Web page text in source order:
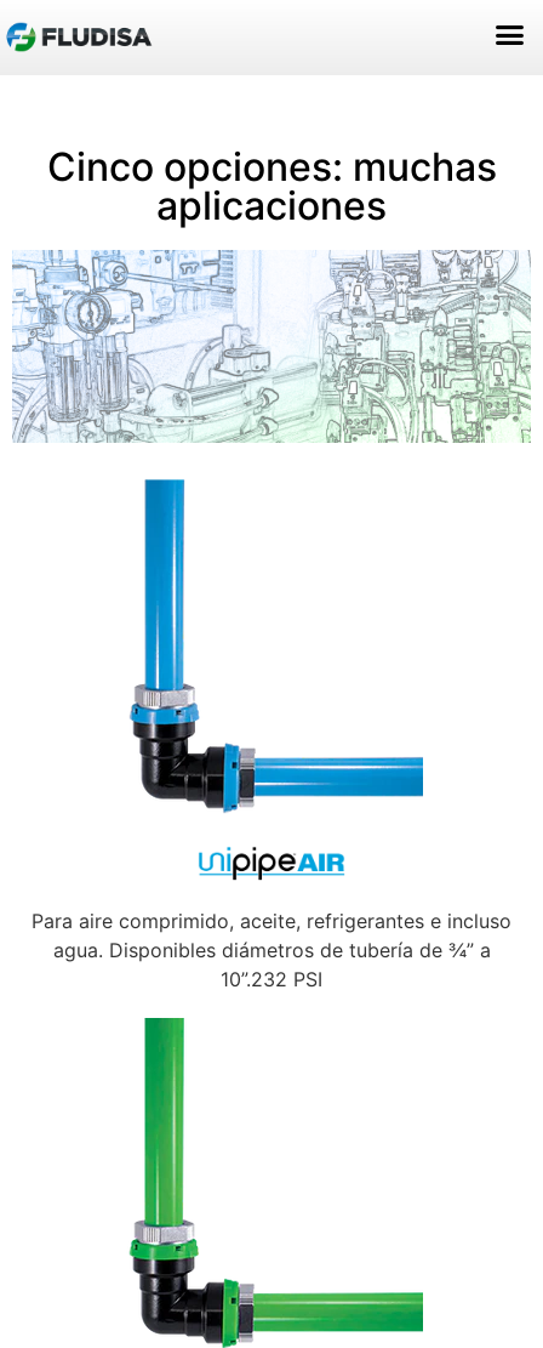
Cinco opciones: muchas
aplicaciones
Para aire comprimido, aceite, refrigerantes e incluso
agua. Disponibles diámetros de tubería de ¾” a
10”.232 PSI